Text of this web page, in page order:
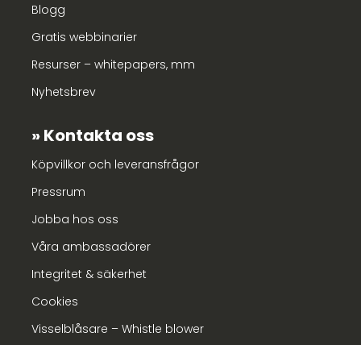
Blogg
Gratis webbinarier
Resurser – whitepapers, mm
Nyhetsbrev
Kontakta oss
Köpvillkor och leveransfrågor
Pressrum
Jobba hos oss
Våra ambassadörer
Integritet & säkerhet
Cookies
Visselblåsare – Whistle blower